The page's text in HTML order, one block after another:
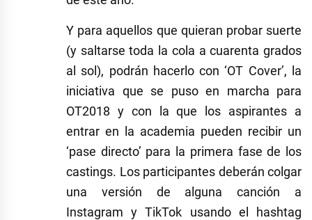
Y para aquellos que quieran probar suerte
(y saltarse toda la cola a cuarenta grados
al sol), podrán hacerlo con ‘OT Cover’, la
iniciativa que se puso en marcha para
OT2018 y con la que los aspirantes a
entrar en la academia pueden recibir un
‘pase directo’ para la primera fase de los
castings. Los participantes deberán colgar
una versión de alguna canción a
Instagram y TikTok usando el hashtag